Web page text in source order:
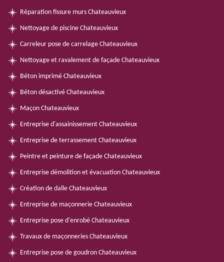
Réparation fissure murs Chateauvieux
Nettoyage de piscine Chateauvieux
Carreleur pose de carrelage Chateauvieux
Nettoyage et ravalement de façade Chateauvieux
Béton imprimé Chateauvieux
Béton désactivé Chateauvieux
Maçon Chateauvieux
Entreprise d'assainissement Chateauvieux
Entreprise de terrassement Chateauvieux
Peintre et peinture de façade Chateauvieux
Entreprise démolition et évacuation Chateauvieux
Création de dalle Chateauvieux
Entreprise de maçonnerie Chateauvieux
Entreprise pose d'enrobé Chateauvieux
Travaux de maçonneries Chateauvieux
Entreprise pose de goudron Chateauvieux